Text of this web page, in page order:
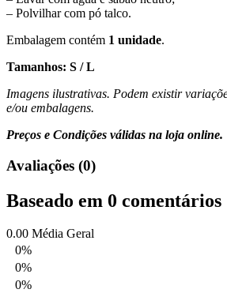
– Polvilhar com pó talco.
Embalagem contém 1 unidade.
Tamanhos: S / L
Imagens ilustrativas. Podem existir
e/ou embalagens.
Preços e Condições válidas na loja online.
Avaliações (0)
Baseado em 0 comentários
0.00 Média Geral
0%
0%
0%